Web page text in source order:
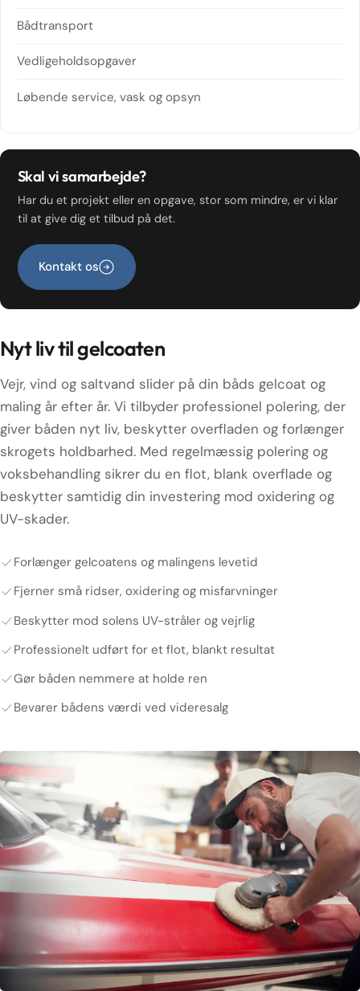
Bådtransport
Vedligeholdsopgaver
Løbende service, vask og opsyn
Skal vi samarbejde?
Har du et projekt eller en opgave, stor som mindre, er vi klar
til at give dig et tilbud på det.
Kontakt os
Nyt liv til gelcoaten
Vejr, vind og saltvand slider på din båds gelcoat og
maling år efter år. Vi tilbyder professionel polering, der
giver båden nyt liv, beskytter overfladen og forlænger
skrogets holdbarhed. Med regelmæssig polering og
voksbehandling sikrer du en flot, blank overflade og
beskytter samtidig din investering mod oxidering og
UV-skader.
Forlænger gelcoatens og malingens levetid
Fjerner små ridser, oxidering og misfarvninger
Beskytter mod solens UV-stråler og vejrlig
Professionelt udført for et flot, blankt resultat
Gør båden nemmere at holde ren
Bevarer bådens værdi ved videresalg